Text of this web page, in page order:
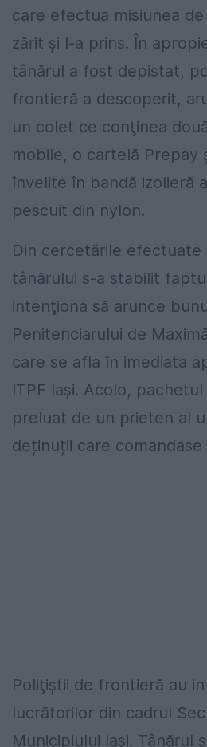
care efectua misiunea
zărit și l-a prins. În
tânărul a fost depistat,
frontieră a descoperit,
un colet ce conţinea
mobile, o cartelă Prepay
învelite în bandă izolieră
pescuit din nylon.
Din cercetările efectuate
tânărului s-a stabilit
intenţiona să arunce
Penitenciarului de
care se afla în imediata
ITPF Iaşi. Acolo,
preluat de un prieten al
deținuții care
Poliţiştii de frontieră au
lucrătorilor din cadrul
Municipiului Iaşi. Tânărul